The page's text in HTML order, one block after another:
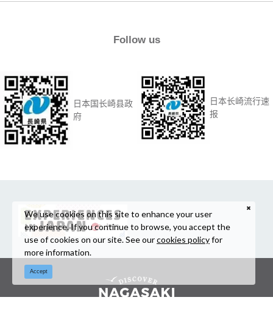
Follow us
日本国长崎县政
府
日本长崎流行速
报
We use cookies on this site to enhance your user
experience. If you continue to browse, you accept the
use of cookies on our site. See ourcookies policyfor
more information.
Accept